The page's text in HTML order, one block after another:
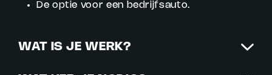
De optie voor een bedrijfsauto.
WAT IS JE WERK?